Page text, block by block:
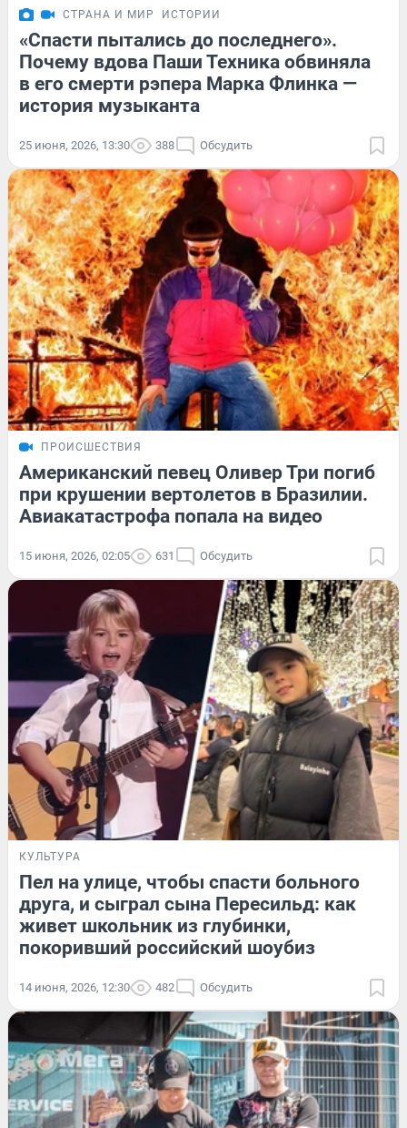
СТРАНА И МИР ИСТОРИИ
«Спасти пытались до последнего».
Почему вдова Паши Техника обвиняла
в его смерти рэпера Марка Флинка —
история музыканта
25 июня, 2026, 13:30 388 Обсудить
ПРОИСШЕСТВИЯ
Американский певец Оливер Три погиб
при крушении вертолетов в Бразилии.
Авиакатастрофа попала на видео
15 июня, 2026, 02:05 631 Обсудить
КУЛЬТУРА
Пел на улице, чтобы спасти больного
друга, и сыграл сына Пересильд: как
живет школьник из глубинки,
покоривший российский шоубиз
14 июня, 2026, 12:30 482 Обсудить